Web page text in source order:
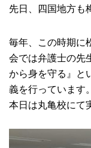
先日、四国地方も
毎年、この時期に
会では弁護士の先
から身を守る』と
義を行っています。
本日は丸亀校にて